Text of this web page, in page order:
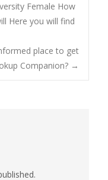
Female How
Here you will find
place to get
Companion? →